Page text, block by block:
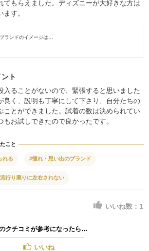
てもらえました。ディズニーが大好きな方は
す。
ランドのイメージは…
ト
入ることがないので、緊張すると思いました
良く、説明も丁寧にして下さり、自分たちの
ことができました。試着の数は決められてい
お試しできたので良かったです。
こと
れる #憧れ・思い出のブランド
行り廃りに左右されない
いいね数： 1
クチコミが参考になったら…
いいね